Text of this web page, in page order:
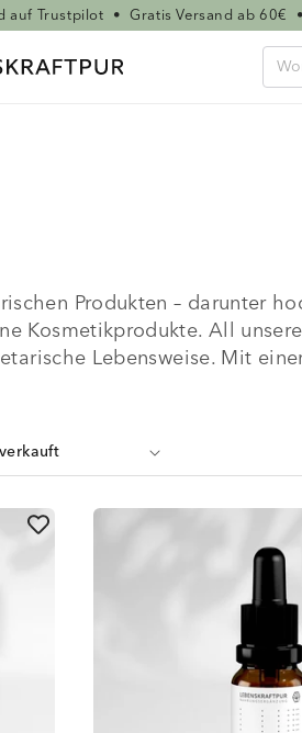
auf Trustpilot • Gratis Versand ab 60€ •
Produkten – darunter
Kosmetikprodukte. All
Lebensweise. Mit